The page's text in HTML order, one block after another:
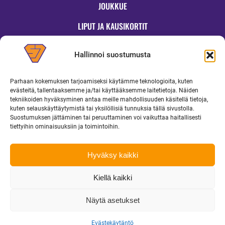
Hallinnoi suostumusta
Parhaan kokemuksen tarjoamiseksi käytämme teknologioita, kuten
evästeitä, tallentaaksemme ja/tai käyttääksemme laitetietoja. Näiden
tekniikoiden hyväksyminen antaa meille mahdollisuuden käsitellä tietoja,
kuten selauskäyttäytymistä tai yksilöllisiä tunnuksia tällä sivustolla.
Suostumuksen jättäminen tai peruuttaminen voi vaikuttaa haitallisesti
tiettyihin ominaisuuksiin ja toimintoihin.
Hyväksy kaikki
Kiellä kaikki
Näytä asetukset
Evästekäytäntö
JOUKKUE
LIPUT JA KAUSIKORTIT
OTTELUINFO
UUTISET
YRITYKSILLE
MEDIALLE
toimisto@superjymy.fi|Tietosuojaseloste